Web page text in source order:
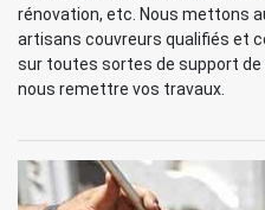
rénovation, etc. Nous mettons
artisans couvreurs qualifiés et
sur toutes sortes de support
nous remettre vos travaux.